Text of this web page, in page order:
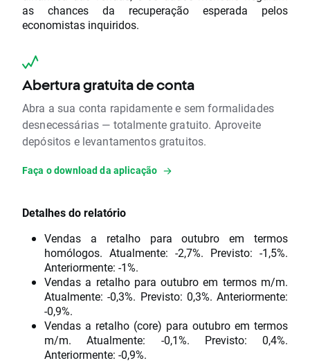
as chances da recuperação esperada pelos
economistas inquiridos.
Abertura gratuita de conta
Abra a sua conta rapidamente e sem formalidades
desnecessárias — totalmente gratuito. Aproveite
depósitos e levantamentos gratuitos.
Faça o download da aplicação
Detalhes do relatório
Vendas a retalho para outubro em termos
homólogos. Atualmente: -2,7%. Previsto: -1,5%.
Anteriormente: -1%.
Vendas a retalho para outubro em termos m/m.
Atualmente: -0,3%. Previsto: 0,3%. Anteriormente:
-0,9%.
Vendas a retalho (core) para outubro em termos
m/m. Atualmente: -0,1%. Previsto: 0,4%.
Anteriormente: -0,9%.